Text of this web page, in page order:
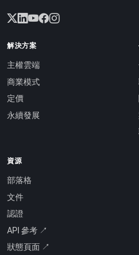
解決方案
主權雲端
商業模式
定價
永續發展
資源
部落格
文件
認證
API 參考 ↗
狀態頁面 ↗